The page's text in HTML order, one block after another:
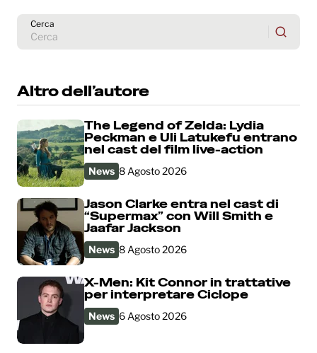
Cerca
Altro dell’autore
The Legend of Zelda: Lydia
Peckman e Uli Latukefu entrano
nel cast del film live-action
News 8 Agosto 2026
Jason Clarke entra nel cast di
“Supermax” con Will Smith e
Jaafar Jackson
News 8 Agosto 2026
X-Men: Kit Connor in trattative
per interpretare Ciclope
News 6 Agosto 2026